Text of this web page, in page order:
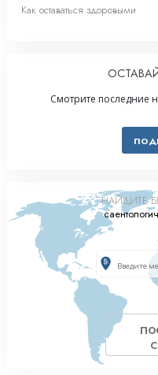
Как оставаться здоровыми
Смотрите последние
НАЙДИТЕ